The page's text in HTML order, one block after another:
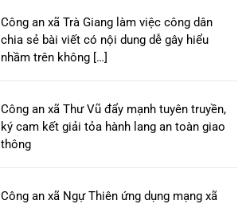
Công an xã Trà Giang làm việc công dân
chia sẻ bài viết có nội dung dễ gây hiểu
nhầm trên không […]
Công an xã Thư Vũ đẩy mạnh tuyên truyền,
ký cam kết giải tỏa hành lang an toàn giao
thông
Công an xã Ngự Thiên ứng dụng mạng xã